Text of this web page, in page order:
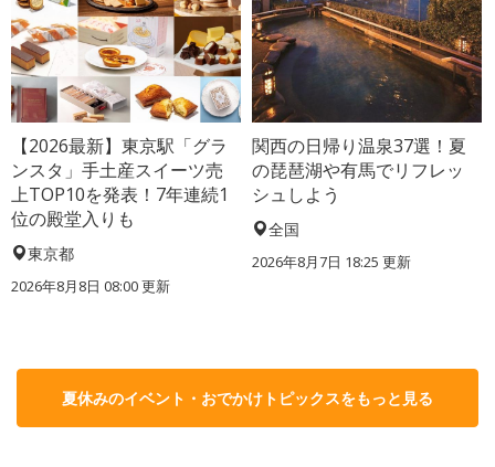
【2026最新】東京駅「グラ
ンスタ」手土産スイーツ売
上TOP10を発表！7年連続1
位の殿堂入りも
東京都
2026年8月8日 08:00更新
関西の日帰り温泉37選！夏
の琵琶湖や有馬でリフレッ
シュしよう
全国
2026年8月7日 18:25 更新
夏休みのイベント・おでかけトピックスをもっと見る